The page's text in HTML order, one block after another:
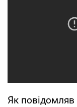
Як повідомляв